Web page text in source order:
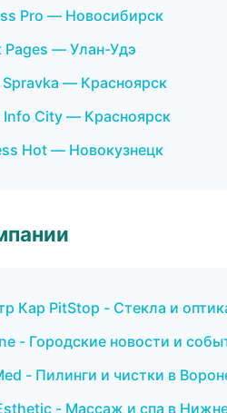
Pro — Новосибирск
Pages — Улан-Удэ
Spravka — Красноярск
Info City — Красноярск
Hot — Новокузнецк
Кар PitStop - Стекла и
- Городские новости и
- Пилинги и чистки в
- Массаж и спа в